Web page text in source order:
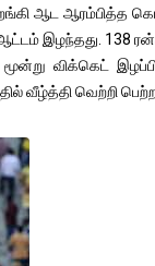
ஆட ஆரம்பித்த
ஆட்டம் இழந்தது.
விக்கெட்
வீழ்த்தி வெற்றி